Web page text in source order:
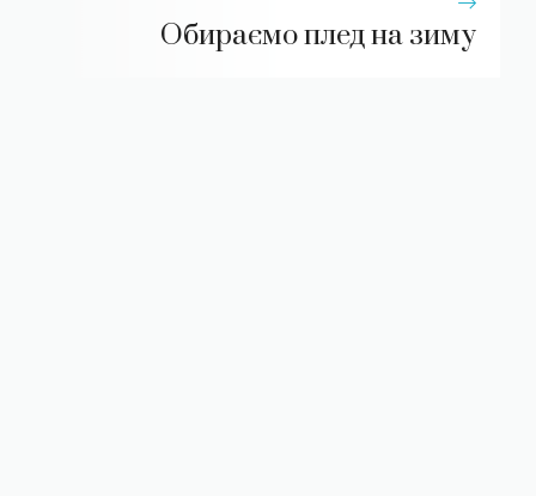
Обираємо плед на зиму